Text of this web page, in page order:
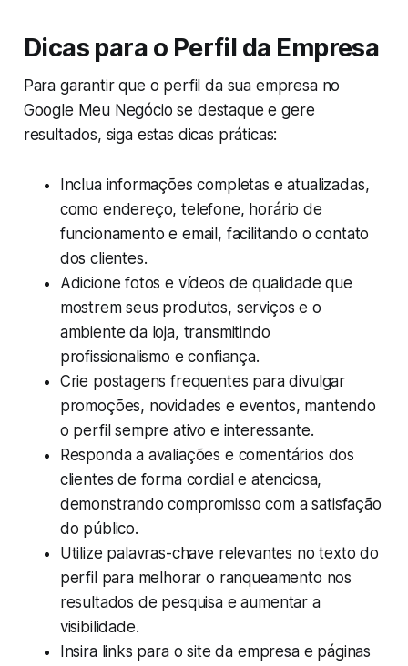
Dicas para o Perfil da Empresa
Para garantir que o perfil da sua empresa no
Google Meu Negócio se destaque e gere
resultados, siga estas dicas práticas:
Inclua informações completas e atualizadas,
como endereço, telefone, horário de
funcionamento e email, facilitando o contato
dos clientes.
Adicione fotos e vídeos de qualidade que
mostrem seus produtos, serviços e o
ambiente da loja, transmitindo
profissionalismo e confiança.
Crie postagens frequentes para divulgar
promoções, novidades e eventos, mantendo
o perfil sempre ativo e interessante.
Responda a avaliações e comentários dos
clientes de forma cordial e atenciosa,
demonstrando compromisso com a satisfação
do público.
Utilize palavras-chave relevantes no texto do
perfil para melhorar o ranqueamento nos
resultados de pesquisa e aumentar a
visibilidade.
Insira links para o site da empresa e páginas